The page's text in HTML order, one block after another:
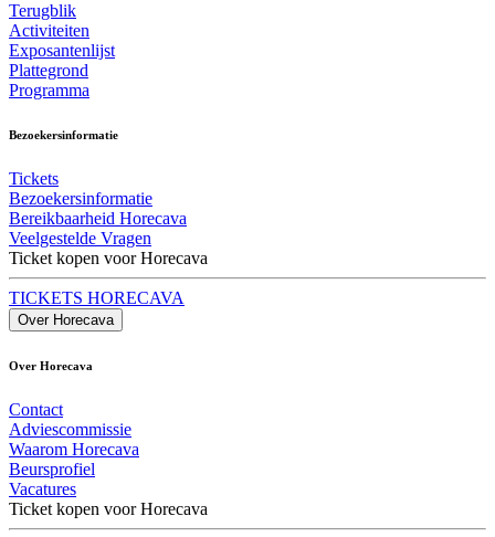
Terugblik
Activiteiten
Exposantenlijst
Plattegrond
Programma
Bezoekersinformatie
Tickets
Bezoekersinformatie
Bereikbaarheid Horecava
Veelgestelde Vragen
Ticket kopen voor Horecava
TICKETS HORECAVA
Over Horecava
Over Horecava
Contact
Adviescommissie
Waarom Horecava
Beursprofiel
Vacatures
Ticket kopen voor Horecava